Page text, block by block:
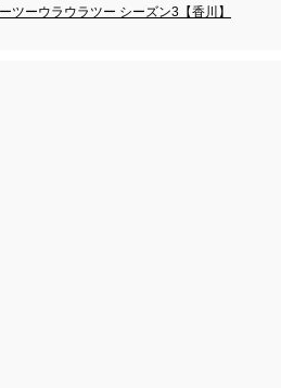
ツーウラウラツー シーズン3【香川】